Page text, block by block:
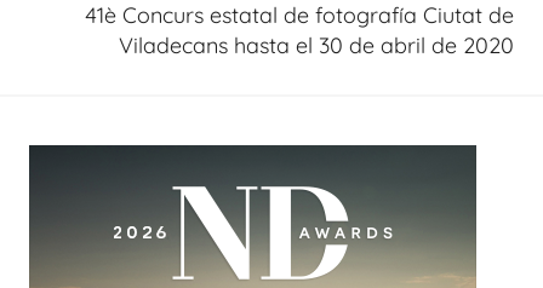
41è Concurs estatal de fotografía Ciutat de
Viladecans hasta el 30 de abril de 2020